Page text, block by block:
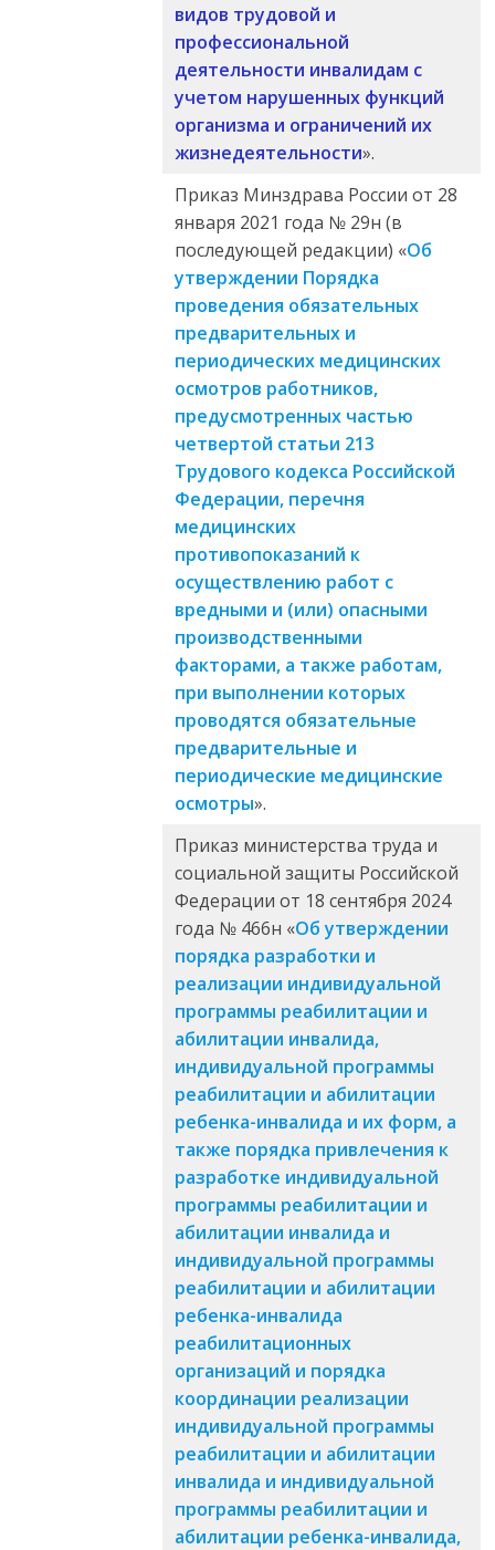
видов трудовой и
профессиональной
деятельности инвалидам с
учетом нарушенных функций
организма и ограничений их
жизнедеятельности».
Приказ Минздрава России от 28
января 2021 года № 29н (в
последующей редакции) «Об
утверждении Порядка
проведения обязательных
предварительных и
периодических медицинских
осмотров работников,
предусмотренных частью
четвертой статьи 213
Трудового кодекса Российской
Федерации, перечня
медицинских
противопоказаний к
осуществлению работ с
вредными и (или) опасными
производственными
факторами, а также работам,
при выполнении которых
проводятся обязательные
предварительные и
периодические медицинские
осмотры».
Приказ министерства труда и
социальной защиты Российской
Федерации от 18 сентября 2024
года № 466н «Об утверждении
порядка разработки и
реализации индивидуальной
программы реабилитации и
абилитации инвалида,
индивидуальной программы
реабилитации и абилитации
ребенка-инвалида и их форм, а
также порядка привлечения к
разработке индивидуальной
программы реабилитации и
абилитации инвалида и
индивидуальной программы
реабилитации и абилитации
ребенка-инвалида
реабилитационных
организаций и порядка
координации реализации
индивидуальной программы
реабилитации и абилитации
инвалида и индивидуальной
программы реабилитации и
абилитации ребенка-инвалида,